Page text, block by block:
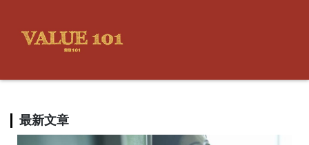
最新文章